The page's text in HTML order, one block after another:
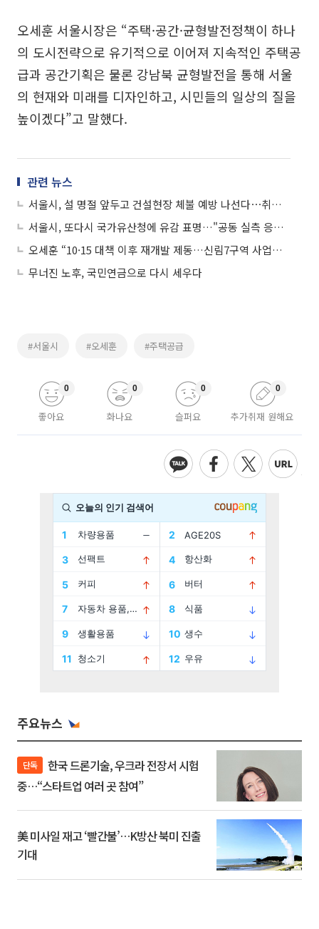
오세훈 서울시장은 “주택·공간·균형발전정책이 하나
의 도시전략으로 유기적으로 이어져 지속적인 주택공
급과 공간기획은 물론 강남북 균형발전을 통해 서울
의 현재와 미래를 디자인하고, 시민들의 일상의 질을
높이겠다”고 말했다.
관련 뉴스
서울시, 설 명절 앞두고 건설현장 체불 예방 나선다⋯취약 현장 10곳 방문
서울시, 또다시 국가유산청에 유감 표명…"공동 실측 응해야"
오세훈 “10·15 대책 이후 재개발 제동…신림7구역 사업성 추가개선 지원”
무너진 노후, 국민연금으로 다시 세우다
#서울시 #오세훈 #주택공급
좋아요
0
화나요
0
슬퍼요
0
추가취재 원해요
0
주요뉴스
단독
중…“스타트업 여러 곳 참여”
美 미사일 재고 ‘빨간불’…K방산 북미 진출
기대